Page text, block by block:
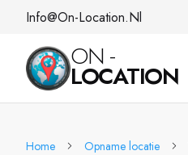
Info@on-Location.nl
ON -
LOCATION
Home Opname locatie